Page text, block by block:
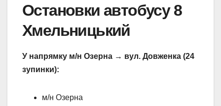
Остановки автобусу 8
Хмельницький
У напрямку м/н Озерна → вул. Довженка (24
зупинки):
м/н Озерна